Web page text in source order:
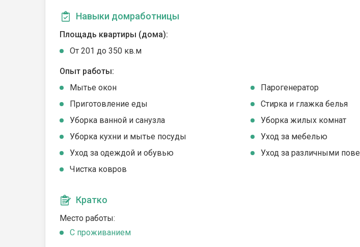
Навыки домработницы
Площадь квартиры (дома):
От 201 до 350 кв.м
Опыт работы:
Мытье окон
Парогенератор
Приготовление еды
Стирка и глажка белья
Уборка ванной и санузла
Уборка жилых комнат
Уборка кухни и мытье посуды
Уход за мебелью
Уход за одеждой и обувью
Уход за различными
Чистка ковров
Кратко
Место работы:
C проживанием